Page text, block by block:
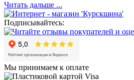
Читать дальше ...
Подписывайтесь:
Мы принимаем к оплате